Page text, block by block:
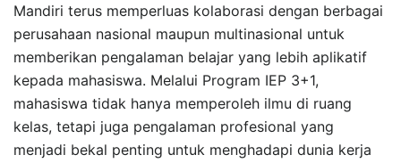
Mandiri terus memperluas kolaborasi dengan berbagai
perusahaan nasional maupun multinasional untuk
memberikan pengalaman belajar yang lebih aplikatif
kepada mahasiswa. Melalui Program IEP 3+1,
mahasiswa tidak hanya memperoleh ilmu di ruang
kelas, tetapi juga pengalaman profesional yang
menjadi bekal penting untuk menghadapi dunia kerja